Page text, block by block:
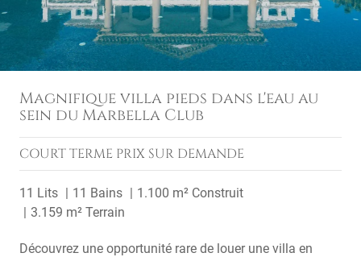
Magnifique villa pieds dans l'eau au
sein du Marbella Club
COURT TERME PRIX SUR DEMANDE
11 Lits 11 Bains
1.100 m² Construit
3.159 m² Terrain
Découvrez une opportunité rare de louer une villa en